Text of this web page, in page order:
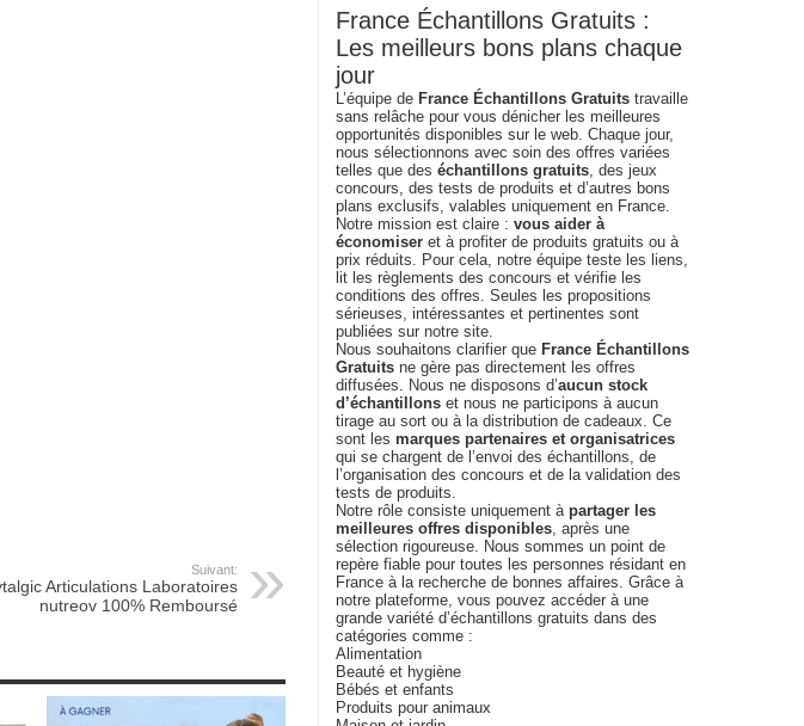
Suivant:
Articulations Laboratoires
nutreov 100% Remboursé
France Échantillons Gratuits :
Les meilleurs bons plans chaque
jour
L’équipe de France Échantillons Gratuits travaille
sans relâche pour vous dénicher les meilleures
opportunités disponibles sur le web. Chaque jour,
nous sélectionnons avec soin des offres variées
telles que des échantillons gratuits, des jeux
concours, des tests de produits et d’autres bons
plans exclusifs, valables uniquement en France.
Notre mission est claire : vous aider à
économiser et à profiter de produits gratuits ou à
prix réduits. Pour cela, notre équipe teste les liens,
lit les règlements des concours et vérifie les
conditions des offres. Seules les propositions
sérieuses, intéressantes et pertinentes sont
publiées sur notre site.
Nous souhaitons clarifier que France Échantillons
Gratuits ne gère pas directement les offres
diffusées. Nous ne disposons d’aucun stock
d’échantillons et nous ne participons à aucun
tirage au sort ou à la distribution de cadeaux. Ce
sont les marques partenaires et organisatrices
qui se chargent de l’envoi des échantillons, de
l’organisation des concours et de la validation des
tests de produits.
Notre rôle consiste uniquement à partager les
meilleures offres disponibles, après une
sélection rigoureuse. Nous sommes un point de
repère fiable pour toutes les personnes résidant en
France à la recherche de bonnes affaires. Grâce à
notre plateforme, vous pouvez accéder à une
grande variété d’échantillons gratuits dans des
catégories comme :
Alimentation
Beauté et hygiène
Bébés et enfants
Produits pour animaux